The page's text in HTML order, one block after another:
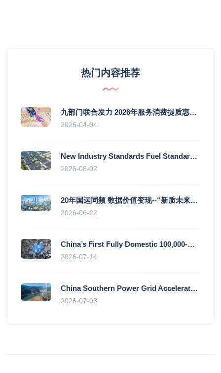
热门内容推荐
九部门联合发力 2026年服务消费提质惠民行动启幕
2026-04-04
New Industry Standards Fuel Standardised and Scaled Growth of China’s Embodied Intelligence Sector
2026-06-02
20年国运同频 数据价值变现--“新质未来”平台开启产业通证新时代
2026-06-22
China’s First Fully Domestic 100,000-Card AI Supercluster Launched in Zhengzhou, Integrated Into National Supercomputing Internet
2026-07-14
China Southern Power Grid Accelerates Grid Works to Secure Summer Power Supply Across Southern Provinces
2026-07-08